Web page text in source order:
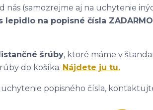
nás (samozrejme aj na uchytenie
na popisné čísla ZADARMO
šrúby, ktoré máme v
do košíka. Nájdete ju tu.
popisného čísla,